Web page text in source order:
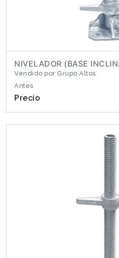
NIVELADOR (BASE
Vendido por Grupo Altos
Antes
Precio